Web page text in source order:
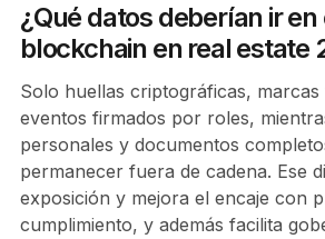
¿Qué datos deberían ir
blockchain en real estate
Solo huellas criptográficas,
eventos firmados por roles,
personales y documentos
permanecer fuera de cadena. Ese
exposición y mejora el encaje con
cumplimiento, y además facilita